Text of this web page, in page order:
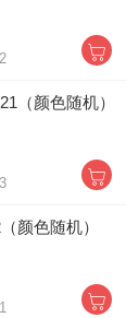
（颜色随机）
颜色随机）